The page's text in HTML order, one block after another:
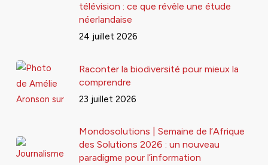
télévision : ce que révèle une étude
néerlandaise
24 juillet 2026
Raconter la biodiversité pour mieux la
comprendre
23 juillet 2026
Mondosolutions | Semaine de l’Afrique
des Solutions 2026 : un nouveau
paradigme pour l’information